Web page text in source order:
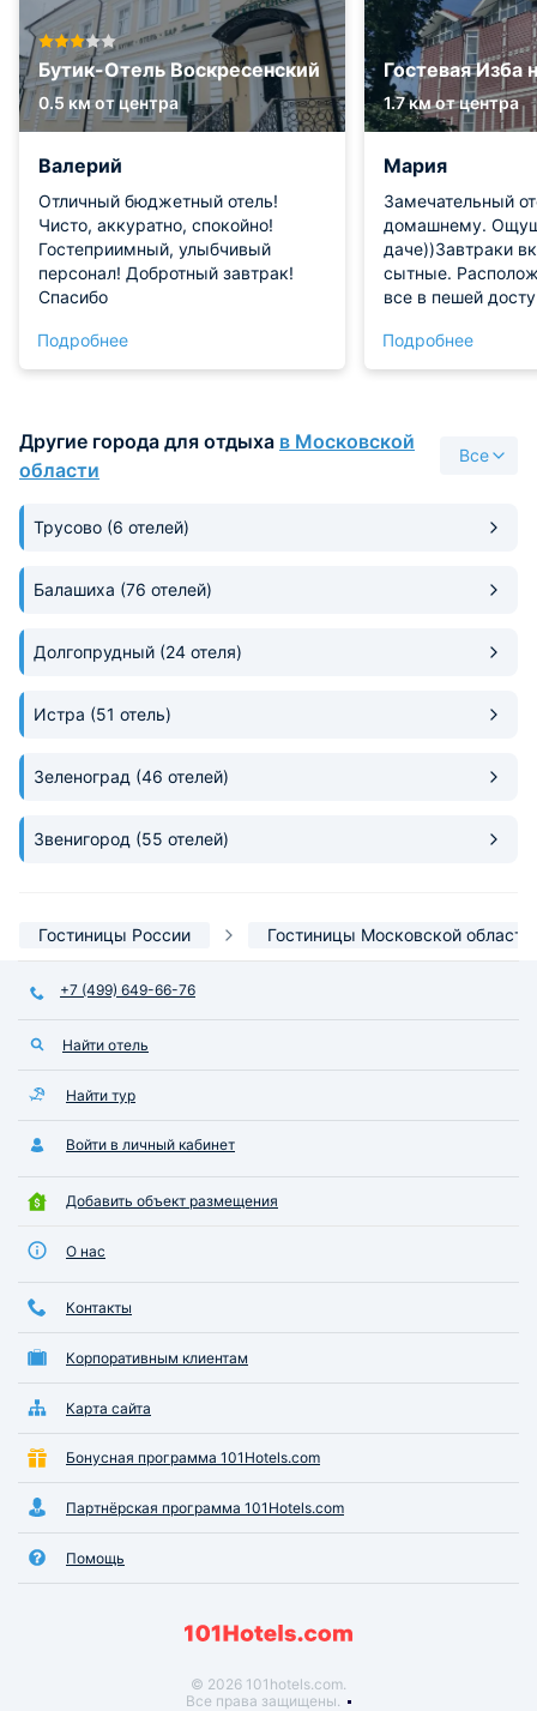
Бутик-Отель Воскресенский
0.5 км от центра
Валерий
Отличный бюджетный отель!
Чисто, аккуратно, спокойно!
Гостеприимный, улыбчивый
персонал! Добротный завтрак!
Спасибо
Подробнее
Гостевая Изба
1.7 км от центра
Мария
Замечательный
домашнему.
даче))Завтраки
сытные.
все в пешей
Подробнее
Другие города для отдыха в Московской
области
Все
Трусово (6 отелей)
Балашиха (76 отелей)
Долгопрудный (24 отеля)
Истра (51 отель)
Зеленоград (46 отелей)
Звенигород (55 отелей)
Гостиницы России Гостиницы Московской области
+7 (499) 649-66-76
Найти отель
Найти тур
Войти в личный кабинет
Добавить объект размещения
О нас
Контакты
Корпоративным клиентам
Карта сайта
Бонусная программа 101Hotels.com
Партнёрская программа 101Hotels.com
Помощь
© 2026 101hotels.com.
Все права защищены.